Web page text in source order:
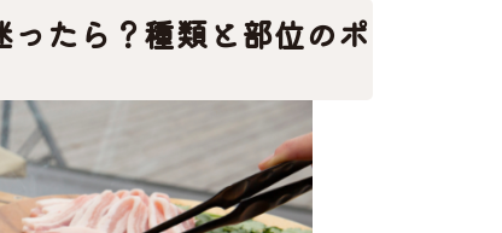
たら？種類と部位のポ